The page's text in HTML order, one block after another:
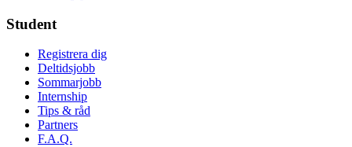
Student
Registrera dig
Deltidsjobb
Sommarjobb
Internship
Tips & råd
Partners
F.A.Q.